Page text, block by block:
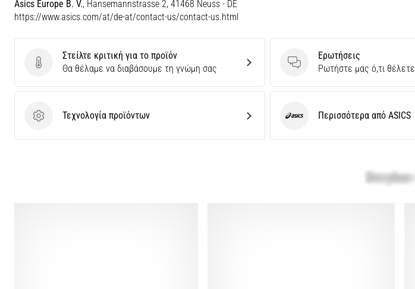
Asics Europe B. V., Hansemannstrasse 2, 41468 Neuss - DE
https://www.asics.com/at/de-at/contact-us/contact-us.html
Στείλτε κριτική για το προϊόν
Στείλτε κριτική για το προϊόν
Θα θέλαμε να διαβάσουμε τη γνώμη σας
Ερωτήσεις
Ερωτήσεις
Ρωτήστε μας ό,τι θέλετε
Τεχνολογία προϊόντων
Τεχνολογία προϊόντων ASICS Περισσότερα από ASICS